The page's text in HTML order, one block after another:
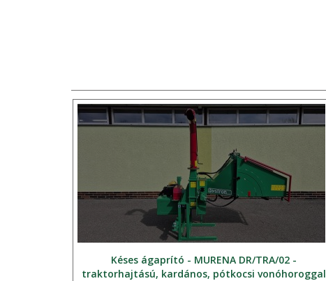
Késes ágaprító - MURENA DR/TRA/02 -
traktorhajtású, kardános, pótkocsi vonóhoroggal